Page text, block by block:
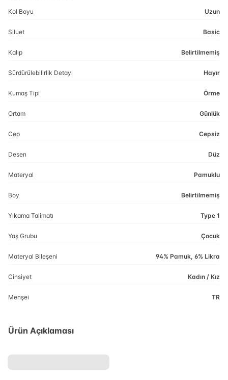
Kol Boyu Uzun
Siluet Basic
Kalıp Belirtilmemiş
Sürdürülebilirlik Detayı Hayır
Kumaş Tipi Örme
Ortam Günlük
Cep Cepsiz
Desen Düz
Materyal Pamuklu
Boy Belirtilmemiş
Yıkama Talimatı Type 1
Yaş Grubu Çocuk
Materyal Bileşeni 94% Pamuk, 6% Likra
Cinsiyet Kadın / Kız
Menşei TR
Ürün Açıklaması